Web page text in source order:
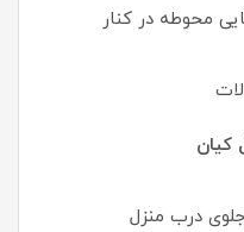
محوطه در کنار
درب منزل